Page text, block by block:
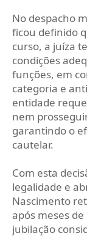
No despacho
ficou definido
curso, a juíza
condições
funções, em
categoria e
entidade
nem
garantindo o
cautelar.
Com esta
legalidade e
Nascimento
após meses
jubilação